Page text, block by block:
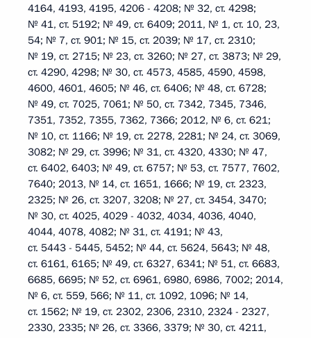
4164, 4193, 4195, 4206 - 4208; № 32, ст. 4298;
№ 41, ст. 5192; № 49, ст. 6409; 2011, № 1, ст. 10, 23,
54; № 7, ст. 901; № 15, ст. 2039; № 17, ст. 2310;
№ 19, ст. 2715; № 23, ст. 3260; № 27, ст. 3873; № 29,
ст. 4290, 4298; № 30, ст. 4573, 4585, 4590, 4598,
4600, 4601, 4605; № 46, ст. 6406; № 48, ст. 6728;
№ 49, ст. 7025, 7061; № 50, ст. 7342, 7345, 7346,
7351, 7352, 7355, 7362, 7366; 2012, № 6, ст. 621;
№ 10, ст. 1166; № 19, ст. 2278, 2281; № 24, ст. 3069,
3082; № 29, ст. 3996; № 31, ст. 4320, 4330; № 47,
ст. 6402, 6403; № 49, ст. 6757; № 53, ст. 7577, 7602,
7640; 2013, № 14, ст. 1651, 1666; № 19, ст. 2323,
2325; № 26, ст. 3207, 3208; № 27, ст. 3454, 3470;
№ 30, ст. 4025, 4029 - 4032, 4034, 4036, 4040,
4044, 4078, 4082; № 31, ст. 4191; № 43,
ст. 5443 - 5445, 5452; № 44, ст. 5624, 5643; № 48,
ст. 6161, 6165; № 49, ст. 6327, 6341; № 51, ст. 6683,
6685, 6695; № 52, ст. 6961, 6980, 6986, 7002; 2014,
№ 6, ст. 559, 566; № 11, ст. 1092, 1096; № 14,
ст. 1562; № 19, ст. 2302, 2306, 2310, 2324 - 2327,
2330, 2335; № 26, ст. 3366, 3379; № 30, ст. 4211,